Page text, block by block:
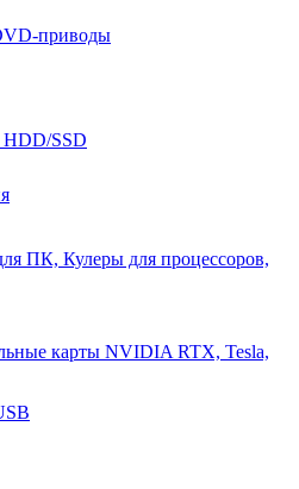
приводы
HDD/SSD
ПК, Кулеры для процессоров,
карты NVIDIA RTX, Tesla,